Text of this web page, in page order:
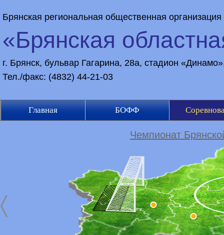
Брянская региональная общественная организация
«Брянская
г. Брянск, бульвар Гагарина, 28а, стадион
Тел./факс: (4832) 44-21-03
Главная БОФФ
Чемпионат